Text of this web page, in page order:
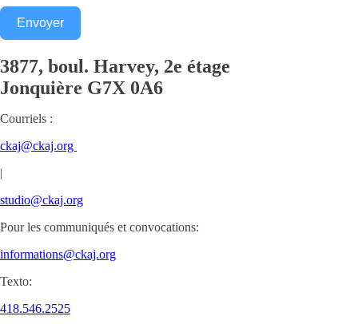
Envoyer
3877, boul. Harvey, 2e étage
Jonquière G7X 0A6
Courriels :
ckaj@ckaj.org
|
studio@ckaj.org
Pour les communiqués et convocations:
informations@ckaj.org
Texto:
418.546.2525